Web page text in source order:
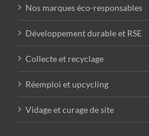
Nos marques éco-responsables
Développement durable et RSE
Collecte et recyclage
Réemploi et upcycling
Vidage et curage de site